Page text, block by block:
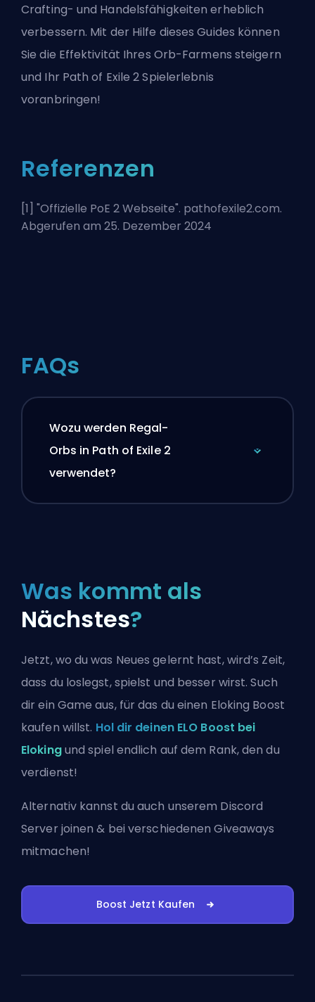
Crafting- und Handelsfähigkeiten erheblich
verbessern. Mit der Hilfe dieses Guides können
Sie die Effektivität Ihres Orb-Farmens steigern
und Ihr Path of Exile 2 Spielerlebnis
voranbringen!
Referenzen
[1] "Offizielle PoE 2 Webseite". pathofexile2.com.
Abgerufen am 25. Dezember 2024
FAQs
Wozu werden Regal-
Orbs in Path of Exile 2
verwendet?
Was kommt als
Nächstes?
Jetzt, wo du was Neues gelernt hast, wird’s Zeit,
dass du loslegst, spielst und besser wirst. Such
dir ein Game aus, für das du einen Eloking Boost
kaufen willst. Hol dir deinen ELO Boost bei
Elokingund spiel endlich auf dem Rank, den du
verdienst!
Alternativ kannst du auch unserem Discord
Server joinen & bei verschiedenen Giveaways
mitmachen!
Boost Jetzt Kaufen